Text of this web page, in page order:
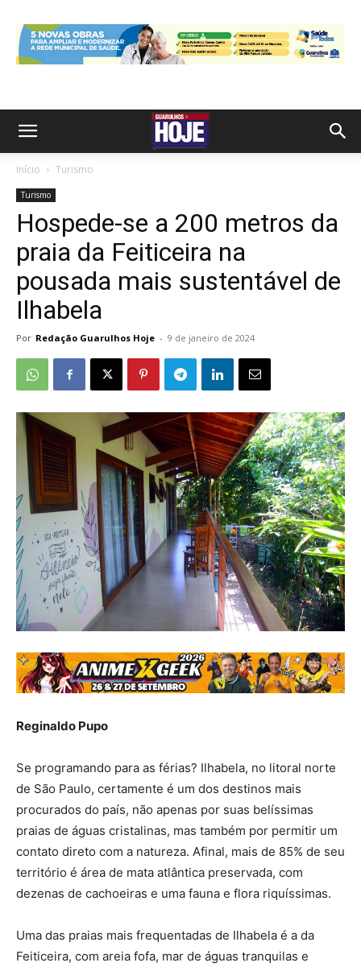
Início Turismo
Turismo
Hospede-se a 200 metros da
praia da Feiticeira na
pousada mais sustentável de
Ilhabela
Por Redação Guarulhos Hoje - 9 de janeiro de 2024
Reginaldo Pupo
Se programando para as férias? Ilhabela, no litoral norte
de São Paulo, certamente é um dos destinos mais
procurados do país, não apenas por suas belíssimas
praias de águas cristalinas, mas também por permitir um
contato direto com a natureza. Afinal, mais de 85% de seu
território é área de mata atlântica preservada, com
dezenas de cachoeiras e uma fauna e flora riquíssimas.
Uma das praias mais frequentadas de Ilhabela é a da
Feiticeira, com areia fofa, mar de águas tranquilas e